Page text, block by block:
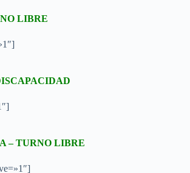
LIBRE
– TURNO LIBRE